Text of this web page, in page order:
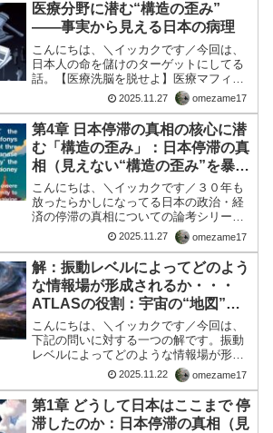
医療分野に潜む“構造の歪み”
――事実から見える日本の病理
こんにちは、＼イッカクです／今回は、
日本人の命を儲けのターゲットにしてる
話。 【医療洗脳を脱せよ】医療マフィア
の本命は腫瘍をガンと捏造するガン利
権。HIV、コロナ、ガン3大スキャンダ
ル。検査が病気と利権を捏造する。マイ
シグナルなど信憑性がな...
2025.11.27 omezame17
第4章 日本停滞の真相の核心に潜
む「構造の歪み」：日本停滞の真
相（見えない“構造の歪み”を暴
く）――その理論とは？
こんにちは、＼イッカクです／３０年も
放ったらかしになってる日本の政治・経
済の停滞の真相についての論考シリー
ズ、今回はの第４回目を以下置きます。
第4章 日本停滞の真相の核心に潜む「構
造の歪み」日本がなぜ長期停滞から抜け
出せないのか。政治、経済...
2025.11.27 omezame17
解：振動レベルによってどのよう
な情報場が形成されるか・・・
ATLASの役割：宇宙の“地図”と
して
こんにちは、＼イッカクです／今回は、
下記の問いに対する一つの解です。振動
レベルによってどのような情報場が形成
される振動レベル（周波数）によって形
成される「情報場」は、私たちが認識す
る三次元世界や時間、そして意識の根源
的な構造を決定づけるもの...
2025.11.22 omezame17
第1章 どうして日本はここまで 停
滞したのか：日本停滞の真相（見